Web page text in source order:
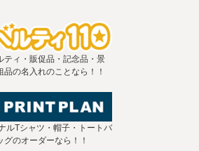
ティ・販促品・記念品・景
品の名入れのことなら！！
ルTシャツ・帽子・トートバ
グのオーダーなら！！